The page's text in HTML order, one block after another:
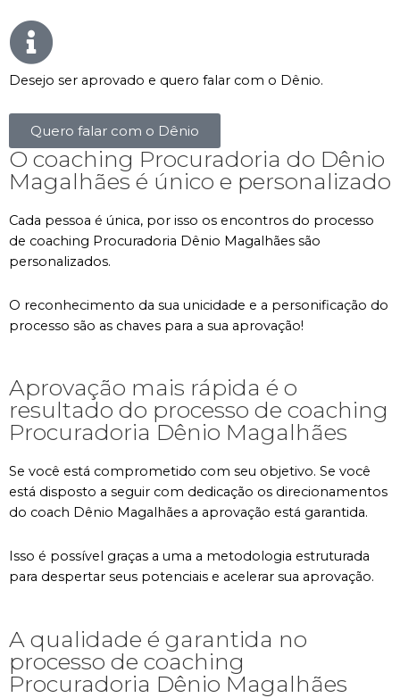
Desejo ser aprovado e quero falar com o Dênio.
Quero falar com o Dênio
O coaching Procuradoria do Dênio
Magalhães é único e personalizado
Cada pessoa é única, por isso os encontros do processo
de coaching Procuradoria Dênio Magalhães são
personalizados.
O reconhecimento da sua unicidade e a personificação do
processo são as chaves para a sua aprovação!
Aprovação mais rápida é o
resultado do processo de coaching
Procuradoria Dênio Magalhães
Se você está comprometido com seu objetivo. Se você
está disposto a seguir com dedicação os direcionamentos
do coach Dênio Magalhães a aprovação está garantida.
Isso é possível graças a uma a metodologia estruturada
para despertar seus potenciais e acelerar sua aprovação.
A qualidade é garantida no
processo de coaching
Procuradoria Dênio Magalhães